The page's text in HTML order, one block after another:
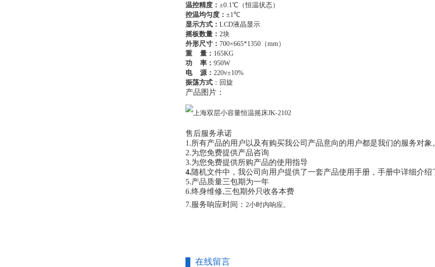
温控精度： ±0.1℃（恒温状态）
控温均匀度： ±1℃
显示方式： LCD液晶显示
摇板数量： 2块
外形尺寸： 700×665*1350（mm）
重 量： 165KG
功 率： 950W
电 源： 220v±10%
振荡方式 ：回旋
产品图片：
售后服务承诺
1.所有产品的用户以及有购买我公司产品意向的用户都是我们的服务对象
2.为您免费提供产品咨询
3.为您免费提供所购产品的使用指导
4.随机文件中，我公司向用户提供了一套产品使用手册，手册中详细介绍
5.产品质量三包期为一年
6.终身维修,三包期外只收各本费
7.服务响应时间： 2小时内响应。
在线留言